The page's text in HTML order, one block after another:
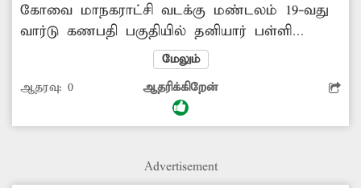
கோவை மாநகராட்சி வடக்கு மண்டலம் 19-வது
வார்டு கணபதி பகுதியில் தனியார் பள்ளி
அருகில் தெருவிளக்குகள் சரிவர ஒளிருவது
இல்லை. இதனால் அங்குள்ள சாலைகள் இரவில்
இருள் சூழ்ந்து காணப்படுகின்றன. அத்துடன்
தெருநாய்கள் தொல்லையும் அதிகளவில்
இரவில் செல்லவே அச்சப்படும் நிலை உள்ளது.
மேலும்
ஆதரவு: 0 ஆதரிக்கிறேன்
Advertisement